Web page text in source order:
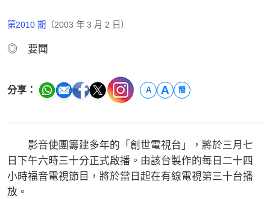
第2010 期 （2003 年 3 月 2 日）
◎ 要聞
分享： A A 簡
影音使團籌建多年的「創世電視台」，將於三月七
日下午六時三十分正式啟播。由該台製作的每日二十四
小時福音電視節目，將於當日起在有線電視第三十台播
放。